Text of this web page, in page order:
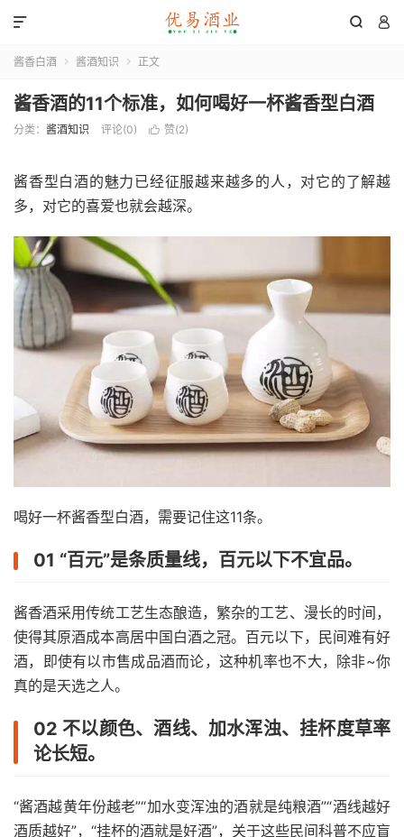
 

酱香白酒  酱酒知识  正文
酱香酒的11个标准，如何喝好一杯酱香型白酒
分类： 酱酒知识 评论(0)  赞(2)
酱香型白酒的魅力已经征服越来越多的人，对它的了解越
多，对它的喜爱也就会越深。
喝好一杯酱香型白酒，需要记住这11条。
01 “百元”是条质量线，百元以下不宜品。
酱香酒采用传统工艺生态酿造，繁杂的工艺、漫长的时间，
使得其原酒成本高居中国白酒之冠。百元以下，民间难有好
酒，即使有以市售成品酒而论，这种机率也不大，除非~你
真的是天选之人。
02 不以颜色、酒线、加水浑浊、挂杯度草率
论长短。
“酱酒越黄年份越老”“加水变浑浊的酒就是纯粮酒”“酒线越好
酒质越好”，“挂杯的酒就是好酒”，关于这些民间科普不应盲